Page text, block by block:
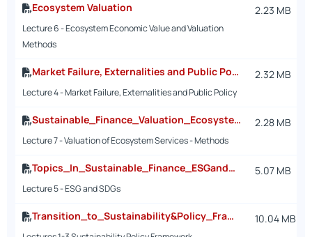
Ecosystem Valuation
Lecture 6 - Ecosystem Economic Value and Valuation
Methods
2.23 MB
Market Failure, Externalities and Public Policy
Lecture 4 - Market Failure, Externalities and Public Policy
2.32 MB
Sustainable_Finance_Valuation_Ecosystem_Services.pdf
Lecture 7 - Valuation of Ecosystem Services - Methods
2.28 MB
Topics_In_Sustainable_Finance_ESGandSDGs
Lecture 5 - ESG and SDGs
5.07 MB
Transition_to_Sustainability&Policy_Framework_SDSN.Oct2022 10.04 MB